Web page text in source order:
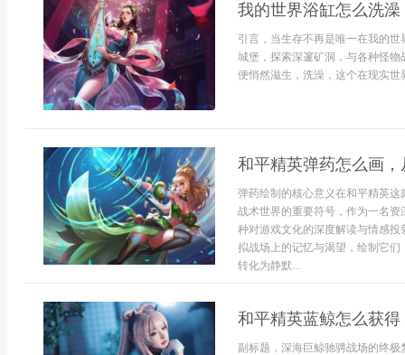
我的世界浴缸怎么洗
引言，当生存不再是唯一在我的
城堡，探索深邃矿洞，与各种怪
便悄然滋生，洗澡，这个在现实
和平精英弹药怎么画
弹药绘制的核心意义在和平精英
战术世界的重要符号，作为一名
种对游戏文化的深度解读与情感
拟战场上的记忆与渴望，绘制它
转化为静默...
和平精英蓝鲸怎么获
副标题，深海巨鲸驰骋战场的终